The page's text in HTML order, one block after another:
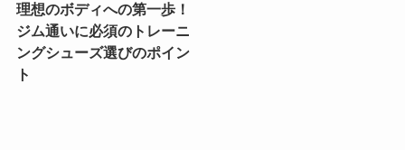
理想のボディへの第一歩！
ジム通いに必須のトレーニ
ングシューズ選びのポイン
ト